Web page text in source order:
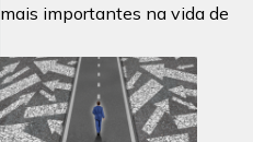
mais importantes na vida de